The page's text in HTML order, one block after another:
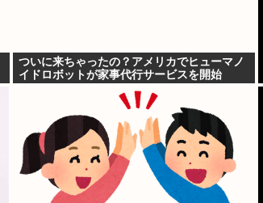
ついに来ちゃったの？アメリカでヒューマノ
イドロボットが家事代行サービスを開始